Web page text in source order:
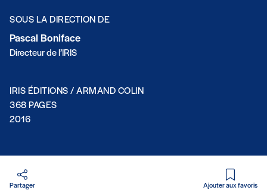
SOUS LA DIRECTION DE
Pascal Boniface
Directeur de l’IRIS
IRIS ÉDITIONS / ARMAND COLIN
368 PAGES
2016
Partager Ajouter aux favoris